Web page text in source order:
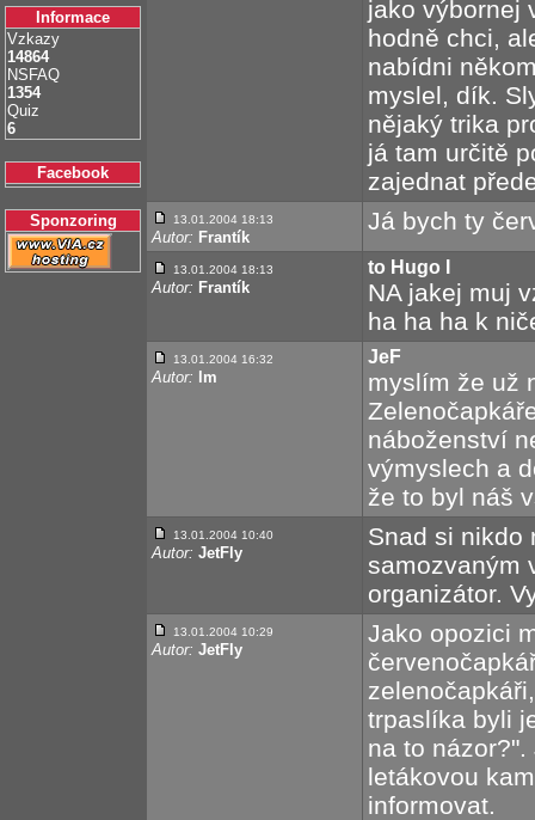
Informace
Vzkazy
14864
NSFAQ
1354
Quiz
6
Facebook
Sponzoring
jako výbornej
hodně chci,
nabídni
myslel, dík.
nějaký trika
já tam určitě
zajednat
13.01.2004 18:13
Autor: Frantík
Já bych ty
13.01.2004 18:13
Autor: Frantík
to Hugo I
NA jakej muj
ha ha ha k
13.01.2004 16:32
Autor: lm
JeF
myslím že už
náboženství
výmyslech a
že to byl náš
13.01.2004 10:40
Autor: JetFly
Snad si nikdo
samozvaným
organizátor.
13.01.2004 10:29
Autor: JetFly
Jako opozici
trpaslíka byli
na to
letákovou
informovat.